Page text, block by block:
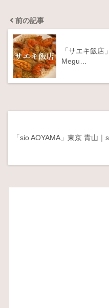
前の記事
「サエキ飯店
Megu…
「sio AOYAMA」東京 青山｜